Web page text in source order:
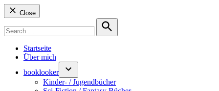
Close
for:
Search
Startseite
Über mich
booklooker
Kinder- / Jugendbücher